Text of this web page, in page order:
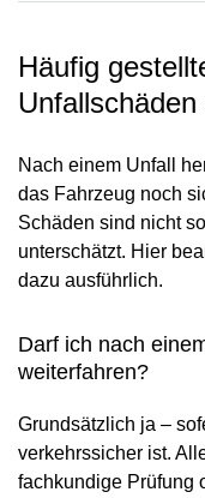
Häufig
Nach einem Unfall
das Fahrzeug noch
Schäden sind nicht
unterschätzt. Hier
dazu ausführlich.
Darf ich nach
weiterfahren?
Grundsätzlich ja –
verkehrssicher ist.
fachkundige Prüfung